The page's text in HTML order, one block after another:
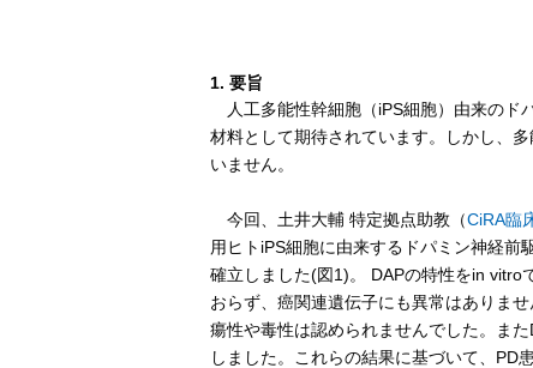
1. 要旨
人工多能性幹細胞（iPS細胞）由来のド
材料として期待されています。しかし、
いません。
今回、土井大輔 特定拠点助教（CiRA臨
用ヒトiPS細胞に由来するドパミン神経前
確立しました(図1)。 DAPの特性をin vitro
おらず、癌関連遺伝子にも異常はありま
瘍性や毒性は認められませんでした。ま
しました。これらの結果に基づいて、PD